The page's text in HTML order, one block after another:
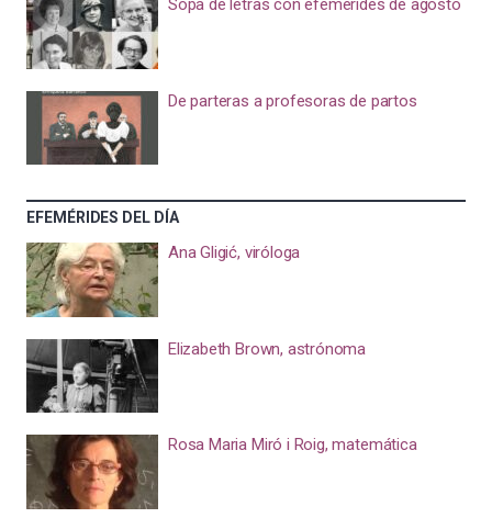
Sopa de letras con efemérides de agosto
De parteras a profesoras de partos
EFEMÉRIDES DEL DÍA
Ana Gligić, viróloga
Elizabeth Brown, astrónoma
Rosa Maria Miró i Roig, matemática